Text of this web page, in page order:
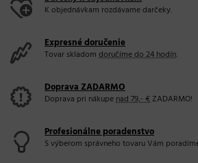
K objednávkam rozdávame darčeky.
Expresné doručenie
Tovar skladom doručíme do 24 hodín.
Doprava ZADARMO
Doprava pri nákupenad 79,- €ZADARMO!
Profesionálne poradenstvo
S výberom správneho tovaru Vám